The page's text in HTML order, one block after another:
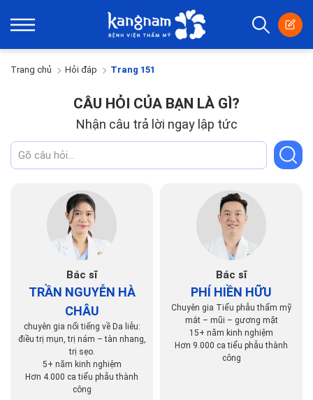
Trang chủ Hỏi đáp Trang 151
CÂU HỎI CỦA BẠN LÀ GÌ?
Nhận câu trả lời ngay lập tức
Bác sĩ
TRẦN NGUYỄN HÀ
CHÂU
chuyên gia nổi tiếng về Da liễu:
điều trị mụn, trị nám – tàn nhang,
trị sẹo.
5+ năm kinh nghiệm
Hơn 4.000 ca tiểu phẫu thành
công
Bác sĩ
PHÍ HIỀN HỮU
Chuyên gia Tiểu phẫu thẩm mỹ
mắt – mũi – gương mặt
15+ năm kinh nghiệm
Hơn 9.000 ca tiểu phẫu thành
công